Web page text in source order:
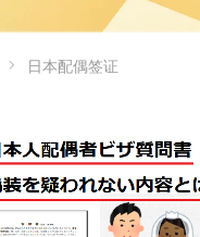
日本配偶签证